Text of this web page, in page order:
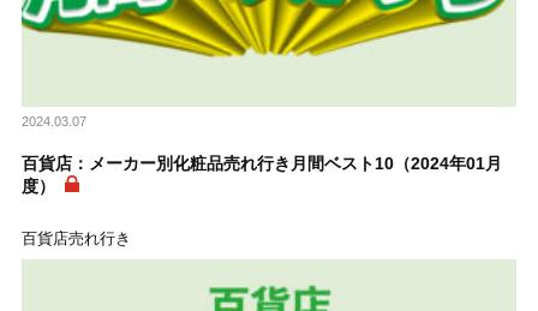
2024.03.07
百貨店：メーカー別化粧品売れ行き月間ベスト10（2024年01月
度）
百貨店売れ行き